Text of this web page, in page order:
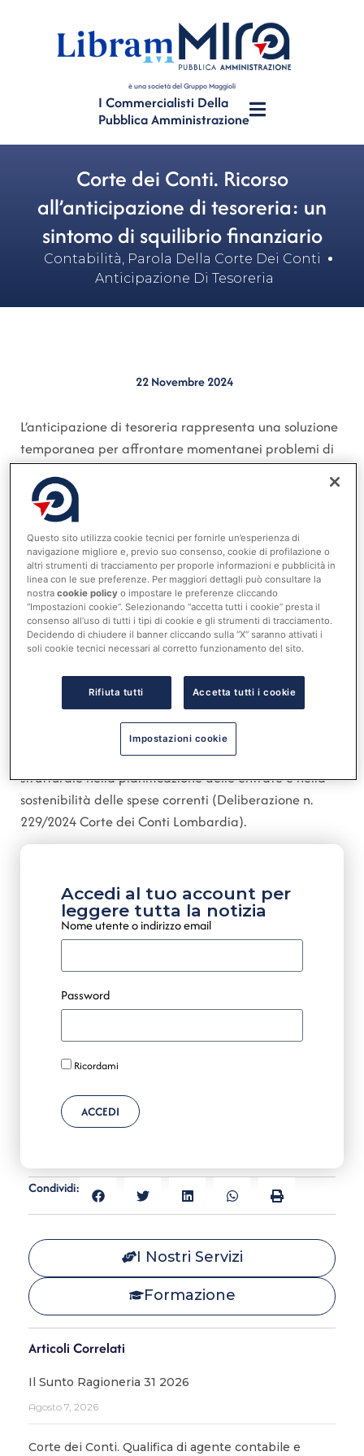
è una società del Gruppo Maggioli
I Commercialisti Della
Pubblica Amministrazione
Corte dei Conti. Ricorso
all’anticipazione di tesoreria: un
sintomo di squilibrio finanziario
Contabilità Parola Della Corte Dei Conti
Anticipazione Di Tesoreria
22 Novembre 2024
L’anticipazione di tesoreria rappresenta una soluzione
temporanea per affrontare momentanei problemi di
liquidità nei bilanci degli enti pubblici. Tuttavia, l’uso
ricorrente di questo strumento può indicare difficoltà
strutturali e una gestione inefficiente delle risorse
finanziarie. Un caso esaminato dalla Corte dei Conti
ha evidenziato criticità nella gestione finanziaria di un
ente locale, che ha fatto ricorso all’anticipazione di
cassa negli esercizi finanziari tra il 2018 e il 2023. La
necessità di questo strumento derivava
principalmente dai ritardi nella riscossione delle
scadenze semestrali, e dai tempi lunghi per
l’ottenimento di contributi statali e regionali. Sebbene
le somme anticipate siano state restituite nei termini
di legge, la situazione ha sottolineato una fragilità
strutturale nella pianificazione delle entrate e nella
sostenibilità delle spese correnti (Deliberazione n.
229/2024 Corte dei Conti Lombardia).
Accedi al tuo account per
leggere tutta la notizia
Nome utente o indirizzo email
Password
Ricordami
ACCEDI
Condividi:
I Nostri Servizi
Formazione
Articoli Correlati
Il Sunto Ragioneria 31 2026
Agosto 7, 2026
Corte dei Conti. Qualifica di agente contabile e
Questo sito utilizza cookie tecnici per fornirle un’esperienza di
navigazione migliore e, previo suo consenso, cookie di profilazione o
altri strumenti di tracciamento per proporle informazioni e pubblicità in
linea con le sue preferenze. Per maggiori dettagli può consultare la
nostracookie policy o impostare le preferenze cliccando
“Impostazioni cookie”. Selezionando “accetta tutti i cookie” presta il
consenso all’uso di tutti i tipi di cookie e gli strumenti di tracciamento.
Decidendo di chiudere il banner cliccando sulla “X” saranno attivati i
soli cookie tecnici necessari al corretto funzionamento del sito.
Rifiuta tutti Accetta tutti i cookie
Impostazioni cookie